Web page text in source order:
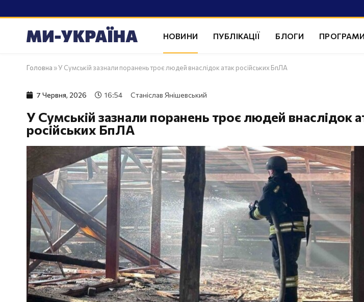
НОВИНИ ПУБЛІКАЦІЇ БЛОГИ ПРОГРАМИ
Головна »У Сумській зазнали поранень троє людей внаслідок атак російських БпЛА
7 Червня, 2026 16:54 Станіслав Янішевський
У Сумській зазнали поранень троє людей внаслідок
російських БпЛА